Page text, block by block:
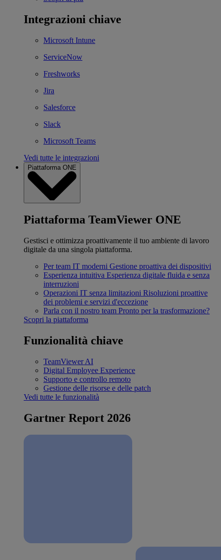
Integrazioni chiave
Microsoft Intune
ServiceNow
Freshworks
Jira
Salesforce
Slack
Microsoft Teams
Vedi tutte le integrazioni
Piattaforma ONE
Piattaforma TeamViewer ONE
Gestisci e ottimizza proattivamente il tuo ambiente di lavoro
digitale da una singola piattaforma.
Per team IT moderni Gestione proattiva dei dispositivi
Esperienza intuitiva Esperienza digitale fluida e senza
interruzioni
Operazioni IT senza limitazioni Risoluzioni proattive
dei problemi e servizi d'eccezione
Parla con il nostro team Pronto per la trasformazione?
Scopri la piattaforma
Funzionalità chiave
TeamViewer AI
Digital Employee Experience
Supporto e controllo remoto
Gestione delle risorse e delle patch
Vedi tutte le funzionalità
Gartner Report 2026